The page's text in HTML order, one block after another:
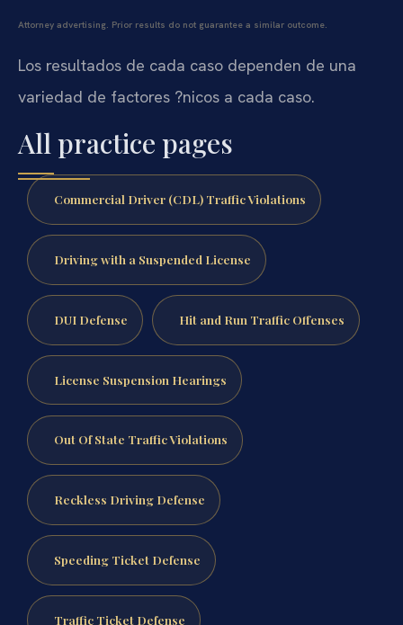
Attorney advertising. Prior results do not guarantee a similar outcome.
Los resultados de cada caso dependen de una
variedad de factores ?nicos a cada caso.
All practice pages
Commercial Driver (CDL) Traffic Violations
Driving with a Suspended License
DUI Defense Hit and Run Traffic Offenses
License Suspension Hearings
Out Of State Traffic Violations
Reckless Driving Defense
Speeding Ticket Defense
Traffic Ticket Defense